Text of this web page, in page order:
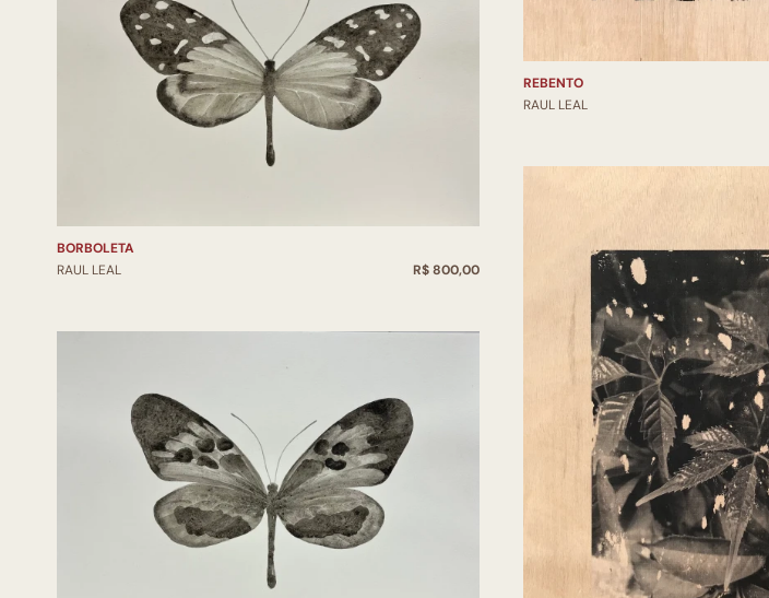
BORBOLETA
RAUL LEAL
R$ 800,00
REBENTO
RAUL LEAL